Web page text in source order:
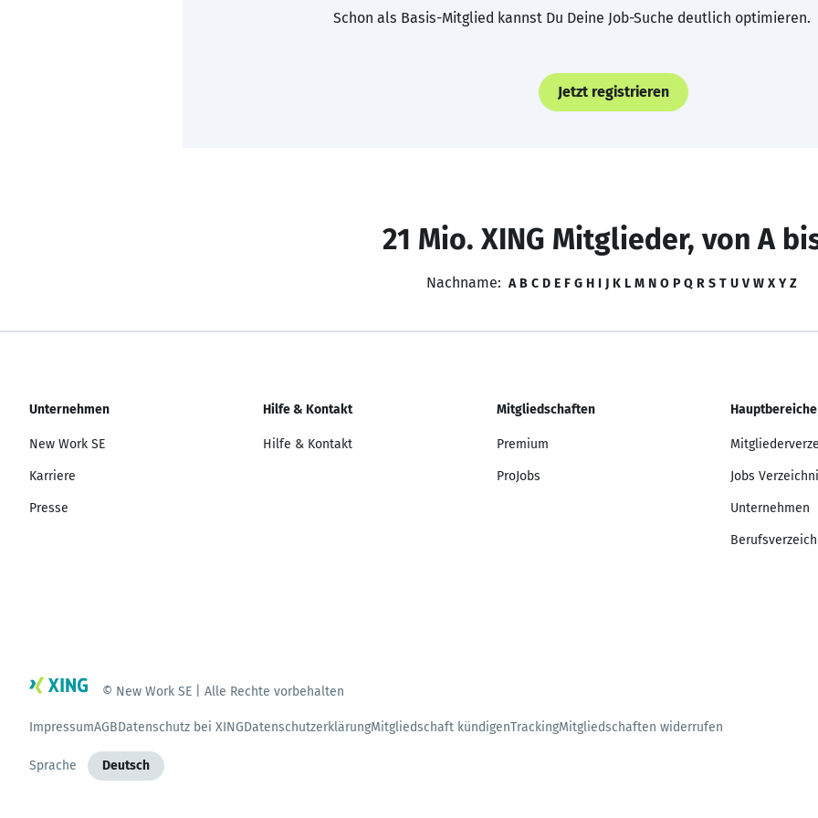
Schon als Basis-Mitglied kannst Du Deine Job-Suche deutlich optimieren.
Jetzt registrieren
21 Mio. XING Mitglieder, von A
Nachname: A B C D E F G H I J K L M N O P Q R S T U V W X Y Z
Unternehmen
New Work SE
Karriere
Presse
Hilfe & Kontakt
Hilfe & Kontakt
Mitgliedschaften
Premium
ProJobs
Hauptbereiche
Jobs
Unternehmen
© New Work SE | Alle Rechte vorbehalten
ImpressumAGBDatenschutz bei XINGDatenschutzerklärungMitgliedschaft kündigenTrackingMitgliedschaften widerrufen
Sprache Deutsch